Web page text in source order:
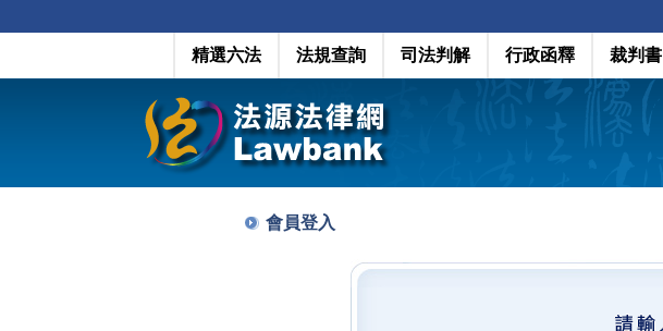
精選六法 法規查詢 司法判解 行政函釋 裁判書
會員登入